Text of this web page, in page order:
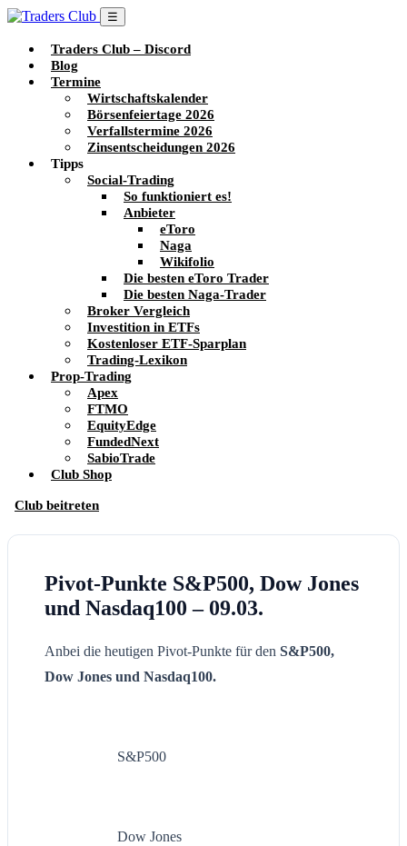
☰
Traders Club – Discord
Blog
Termine
Wirtschaftskalender
Börsenfeiertage 2026
Verfallstermine 2026
Zinsentscheidungen 2026
Tipps
Social-Trading
So funktioniert es!
Anbieter
eToro
Naga
Wikifolio
Die besten eToro Trader
Die besten Naga-Trader
Broker Vergleich
Investition in ETFs
Kostenloser ETF-Sparplan
Trading-Lexikon
Prop-Trading
Apex
FTMO
EquityEdge
FundedNext
SabioTrade
Club Shop
Club beitreten
Pivot-Punkte S&P500, Dow Jones
und Nasdaq100 – 09.03.
Anbei die heutigen Pivot-Punkte für den S&P500,
Dow Jones und Nasdaq100.
S&P500
Dow Jones